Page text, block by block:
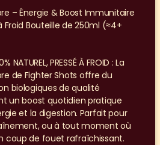
– Énergie & Boost Immunitaire
Froid Bouteille de 250ml (≈4+
NATUREL, PRESSÉ À FROID : La
de Fighter Shots offre du
biologiques de qualité
un boost quotidien pratique
et la digestion. Parfait pour
ou à tout moment où
coup de fouet rafraîchissant.